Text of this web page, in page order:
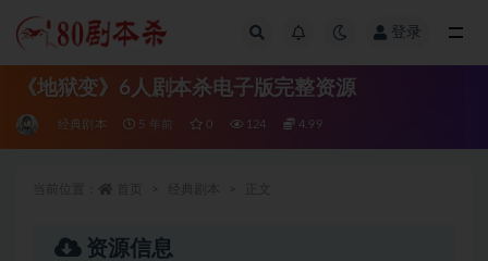
登录
《地狱变》6人剧本杀电子版完整资源
经典剧本 5 年前 0 124 4.99
资源信息